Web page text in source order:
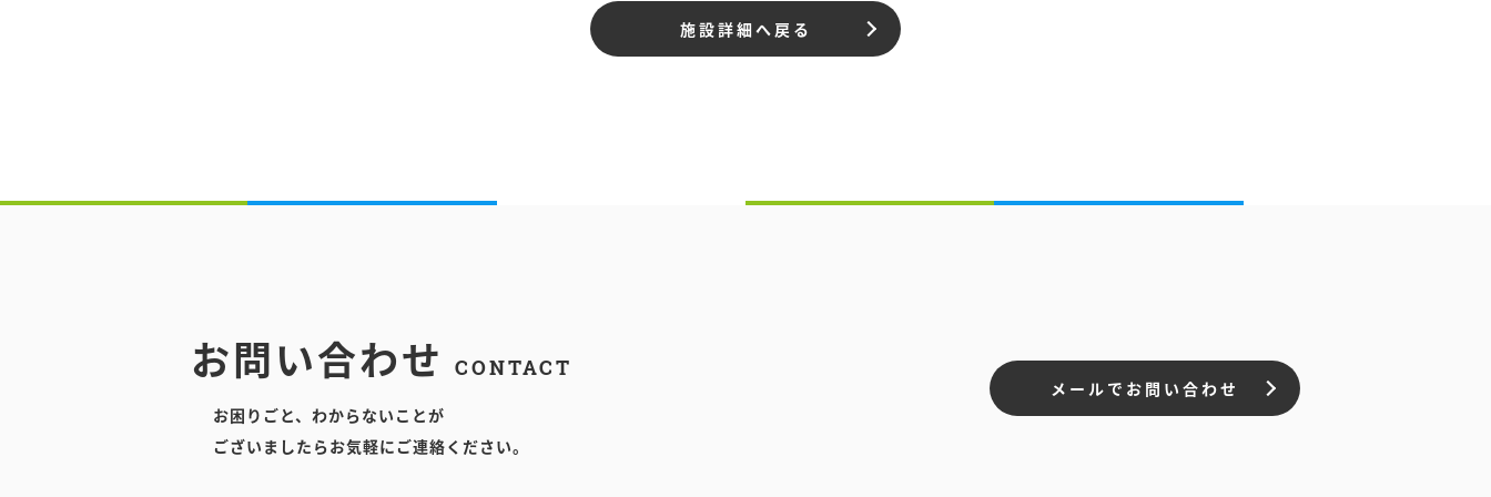
施設詳細へ戻る
お問い合わせ CONTACT
お困りごと、わからないことが
ございましたらお気軽にご連絡ください。
メールでお問い合わせ